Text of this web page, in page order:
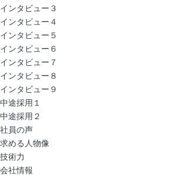
インタビュー３
インタビュー４
インタビュー５
インタビュー６
インタビュー７
インタビュー８
インタビュー９
中途採用１
中途採用２
社員の声
求める人物像
技術力
会社情報